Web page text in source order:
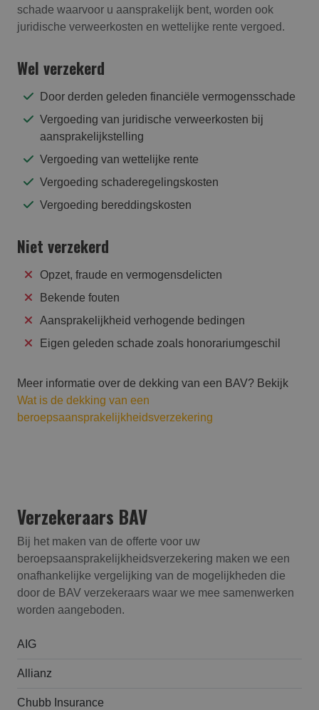
schade waarvoor u aansprakelijk bent, worden ook
juridische verweerkosten en wettelijke rente vergoed.
Wel verzekerd
Door derden geleden financiële vermogensschade
Vergoeding van juridische verweerkosten bij
aansprakelijkstelling
Vergoeding van wettelijke rente
Vergoeding schaderegelingskosten
Vergoeding bereddingskosten
Niet verzekerd
Opzet, fraude en vermogensdelicten
Bekende fouten
Aansprakelijkheid verhogende bedingen
Eigen geleden schade zoals honorariumgeschil
Meer informatie over de dekking van een BAV? Bekijk
Wat is de dekking van een
beroepsaansprakelijkheidsverzekering
Verzekeraars BAV
Bij het maken van de offerte voor uw
beroepsaansprakelijk­heids­verzekering maken we een
onafhankelijke vergelijking van de mogelijkheden die
door de BAV verzekeraars waar we mee samenwerken
worden aangeboden.
AIG
Allianz
Chubb Insurance